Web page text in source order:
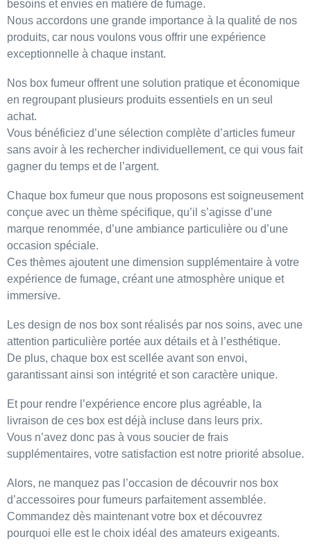
besoins et envies en matière de fumage.
Nous accordons une grande importance à la qualité de nos
produits, car nous voulons vous offrir une expérience
exceptionnelle à chaque instant.
Nos box fumeur offrent une solution pratique et économique
en regroupant plusieurs produits essentiels en un seul
achat.
Vous bénéficiez d’une sélection complète d’articles fumeur
sans avoir à les rechercher individuellement, ce qui vous fait
gagner du temps et de l’argent.
Chaque box fumeur que nous proposons est soigneusement
conçue avec un thème spécifique, qu’il s’agisse d’une
marque renommée, d’une ambiance particulière ou d’une
occasion spéciale.
Ces thèmes ajoutent une dimension supplémentaire à votre
expérience de fumage, créant une atmosphère unique et
immersive.
Les design de nos box sont réalisés par nos soins, avec une
attention particulière portée aux détails et à l’esthétique.
De plus, chaque box est scellée avant son envoi,
garantissant ainsi son intégrité et son caractère unique.
Et pour rendre l’expérience encore plus agréable, la
livraison de ces box est déjà incluse dans leurs prix.
Vous n’avez donc pas à vous soucier de frais
supplémentaires, votre satisfaction est notre priorité absolue.
Alors, ne manquez pas l’occasion de découvrir nos box
d’accessoires pour fumeurs parfaitement assemblée.
Commandez dès maintenant votre box et découvrez
pourquoi elle est le choix idéal des amateurs exigeants.